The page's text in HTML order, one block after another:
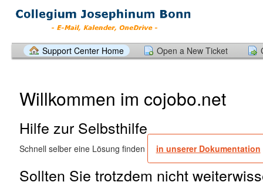
Support Center Home Open a New Ticket
Willkommen im cojobo.net
Hilfe zur Selbsthilfe
Schnell selber eine Lösung finden in unserer Dokumentation
Sollten Sie trotzdem nicht